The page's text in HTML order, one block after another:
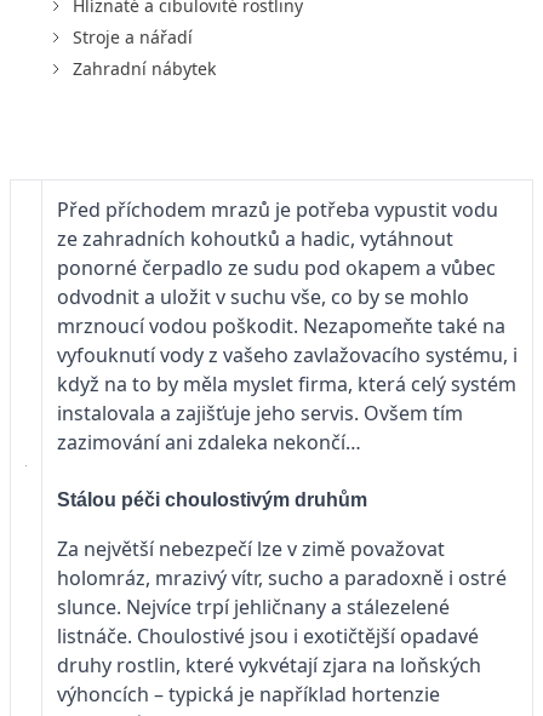
Hlíznaté a cibulovité rostliny
Stroje a nářadí
Zahradní nábytek
Před příchodem mrazů je potřeba vypustit vodu
ze zahradních kohoutků a hadic, vytáhnout
ponorné čerpadlo ze sudu pod okapem a vůbec
odvodnit a uložit v suchu vše, co by se mohlo
mrznoucí vodou poškodit. Nezapomeňte také na
vyfouknutí vody z vašeho zavlažovacího systému, i
když na to by měla myslet firma, která celý systém
instalovala a zajišťuje jeho servis. Ovšem tím
zazimování ani zdaleka nekončí…
Stálou péči choulostivým druhům
Za největší nebezpečí lze v zimě považovat
holomráz, mrazivý vítr, sucho a paradoxně i ostré
slunce. Nejvíce trpí jehličnany a stálezelené
listnáče. Choulostivé jsou i exotičtější opadavé
druhy rostlin, které vykvétají zjara na loňských
výhoncích – typická je například hortenzie